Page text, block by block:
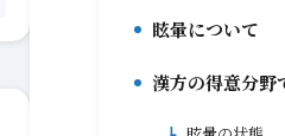
1.
眩暈について
2.
漢方の得意分野